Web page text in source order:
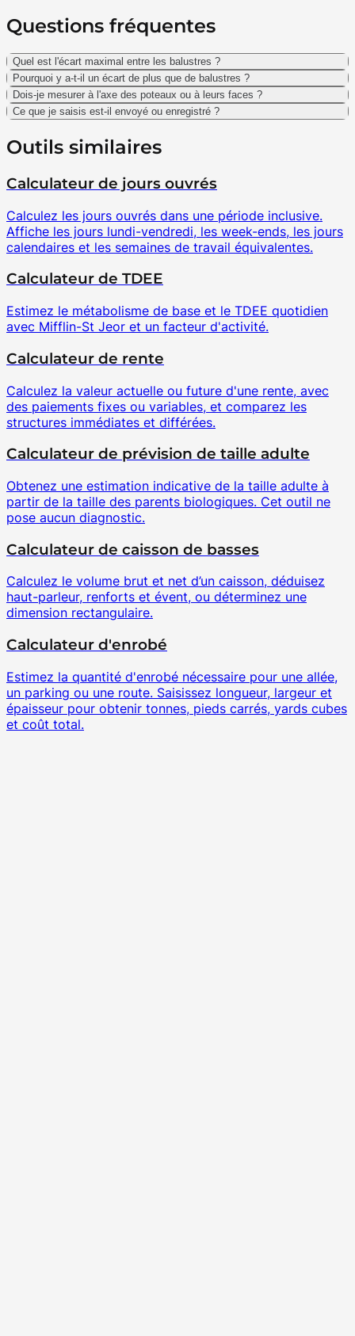
Questions fréquentes
Quel est l'écart maximal entre les balustres ?
Pourquoi y a-t-il un écart de plus que de balustres ?
Dois-je mesurer à l'axe des poteaux ou à leurs faces ?
Ce que je saisis est-il envoyé ou enregistré ?
Outils similaires
Calculateur de jours ouvrés
Calculez les jours ouvrés dans une période inclusive.
Affiche les jours lundi-vendredi, les week-ends, les jours
calendaires et les semaines de travail équivalentes.
Calculateur de TDEE
Estimez le métabolisme de base et le TDEE quotidien
avec Mifflin-St Jeor et un facteur d'activité.
Calculateur de rente
Calculez la valeur actuelle ou future d'une rente, avec
des paiements fixes ou variables, et comparez les
structures immédiates et différées.
Calculateur de prévision de taille adulte
Obtenez une estimation indicative de la taille adulte à
partir de la taille des parents biologiques. Cet outil ne
pose aucun diagnostic.
Calculateur de caisson de basses
Calculez le volume brut et net d’un caisson, déduisez
haut-parleur, renforts et évent, ou déterminez une
dimension rectangulaire.
Calculateur d'enrobé
Estimez la quantité d'enrobé nécessaire pour une allée,
un parking ou une route. Saisissez longueur, largeur et
épaisseur pour obtenir tonnes, pieds carrés, yards cubes
et coût total.